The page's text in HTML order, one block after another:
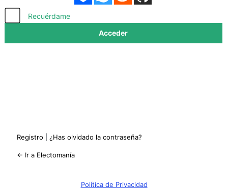
Recuérdame
Registro ¿Has olvidado la contraseña?
← Ir a Electomanía
Política de Privacidad